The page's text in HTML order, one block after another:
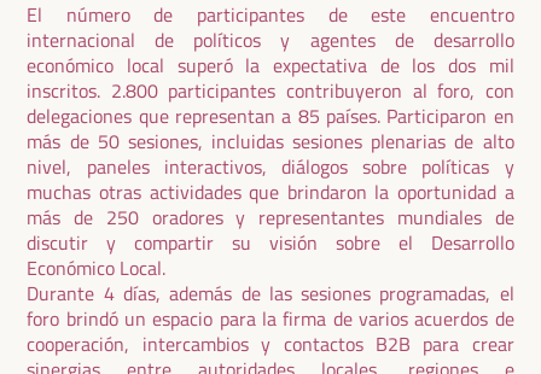
El número de participantes de este encuentro
internacional de políticos y agentes de desarrollo
económico local superó la expectativa de los dos mil
inscritos. 2.800 participantes contribuyeron al foro, con
delegaciones que representan a 85 países. Participaron en
más de 50 sesiones, incluidas sesiones plenarias de alto
nivel, paneles interactivos, diálogos sobre políticas y
muchas otras actividades que brindaron la oportunidad a
más de 250 oradores y representantes mundiales de
discutir y compartir su visión sobre el Desarrollo
Económico Local.
Durante 4 días, además de las sesiones programadas, el
foro brindó un espacio para la firma de varios acuerdos de
cooperación, intercambios y contactos B2B para crear
sinergias entre autoridades locales, regiones e